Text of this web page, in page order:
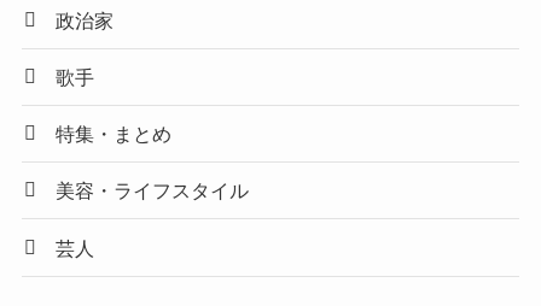
政治家
歌手
特集・まとめ
美容・ライフスタイル
芸人